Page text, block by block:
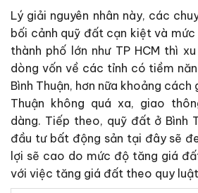
Lý giải nguyên nhân này, các
bối cảnh quỹ đất cạn kiệt và
thành phố lớn như TP HCM thì
dòng vốn về các tỉnh có tiềm
Bình Thuận, hơn nữa khoảng cách
Thuận không quá xa, giao
dàng. Tiếp theo, quỹ đất ở Bình
đầu tư bất động sản tại đây sẽ
lợi sẽ cao do mức độ tăng giá
với việc tăng giá đất theo quy